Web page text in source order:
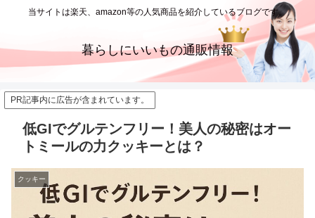
当サイトは楽天、amazon等の人気商品を紹介しているブログです。
暮らしにいいもの通販情報
PR記事内に広告が含まれています。
低GIでグルテンフリー！美人の秘密はオー
トミールの力クッキーとは？
クッキー